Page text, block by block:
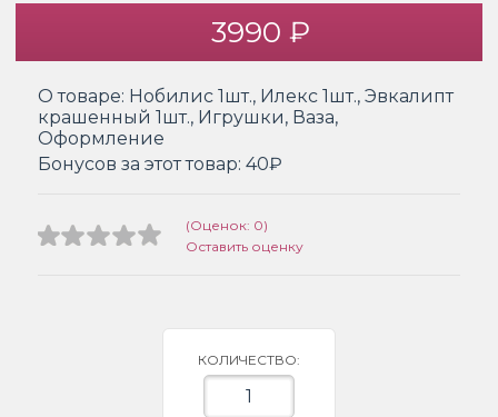
3990 ₽
О товаре: Нобилис 1шт., Илекс 1шт., Эвкалипт
крашенный 1шт., Игрушки, Ваза,
Оформление
Бонусов за этот товар: 40₽
(Оценок: 0)
Оставить оценку
КОЛИЧЕСТВО: